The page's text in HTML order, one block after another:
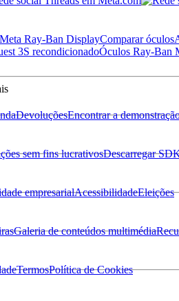
Meta Ray-Ban DisplayComparar óculos
3S recondicionadoÓculos Ray-Ban
DevoluçõesEncontrar a
sem fins lucrativosDescarregar
empresarialAcessibilidadeEleições
Galeria de conteúdos multimédia
TermosPolítica de Cookies